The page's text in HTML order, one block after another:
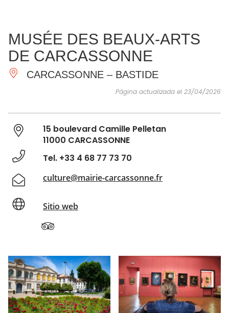
IMPRESCINDIBLES
HACER
INSPIRACIONES
MUSÉE DES BEAUX-ARTS
DE CARCASSONNE
CARCASSONNE – BASTIDE
Página actualizada el 23/04/2026
15 boulevard Camille Pelletan
11000 CARCASSONNE
Tel. +33 4 68 77 73 70
culture@mairie-carcassonne.fr
Sitio web